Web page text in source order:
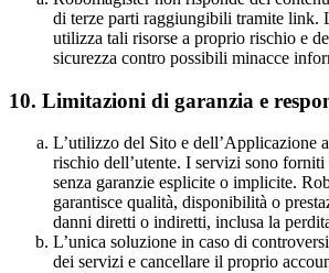
di terze parti raggiungibili tramite link.
utilizza tali risorse a proprio rischio e
sicurezza contro possibili minacce
10. Limitazioni di garanzia e
L’utilizzo del Sito e dell’Applicazione
rischio dell’utente. I servizi sono forniti
senza garanzie esplicite o implicite.
garantisce qualità, disponibilità o
danni diretti o indiretti, inclusa la
L’unica soluzione in caso di
dei servizi e cancellare il proprio